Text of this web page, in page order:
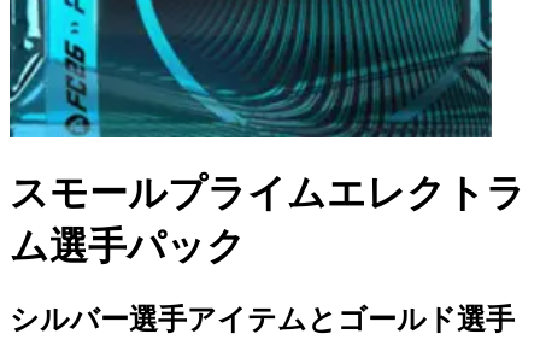
スモールプライムエレクトラ
ム選手パック
シルバー選手アイテムとゴールド選手